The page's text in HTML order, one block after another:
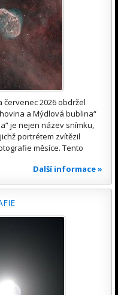
2026 obdržel
a Mýdlová bublina“
je nejen název snímku,
portrétem zvítězil
měsíce. Tento
Další informace »